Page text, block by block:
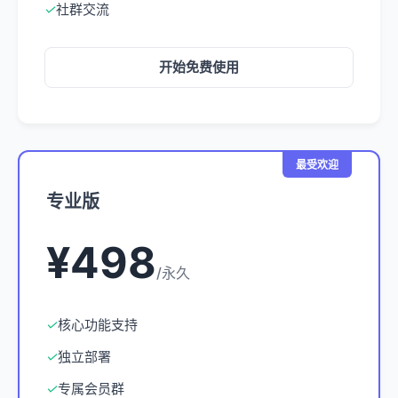
✓社群交流
开始免费使用
最受欢迎
专业版
¥498/永久
✓核心功能支持
✓独立部署
✓专属会员群